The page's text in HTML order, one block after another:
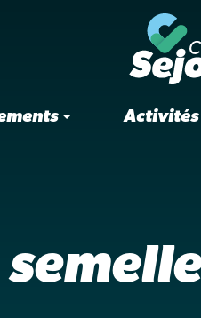
Activités